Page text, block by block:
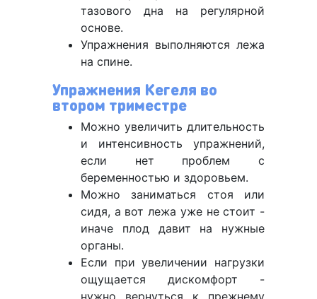
тазового дна на регулярной
основе.
Упражнения выполняются лежа
на спине.
Упражнения Кегеля во
втором триместре
Можно увеличить длительность
и интенсивность упражнений,
если нет проблем с
беременностью и здоровьем.
Можно заниматься стоя или
сидя, а вот лежа уже не стоит -
иначе плод давит на нужные
органы.
Если при увеличении нагрузки
ощущается дискомфорт -